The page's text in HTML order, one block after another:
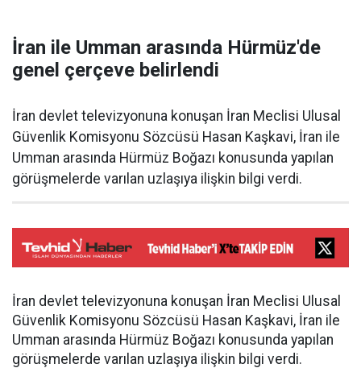
İran ile Umman arasında Hürmüz'de
genel çerçeve belirlendi
İran devlet televizyonuna konuşan İran Meclisi Ulusal
Güvenlik Komisyonu Sözcüsü Hasan Kaşkavi, İran ile
Umman arasında Hürmüz Boğazı konusunda yapılan
görüşmelerde varılan uzlaşıya ilişkin bilgi verdi.
İran devlet televizyonuna konuşan İran Meclisi Ulusal
Güvenlik Komisyonu Sözcüsü Hasan Kaşkavi, İran ile
Umman arasında Hürmüz Boğazı konusunda yapılan
görüşmelerde varılan uzlaşıya ilişkin bilgi verdi.